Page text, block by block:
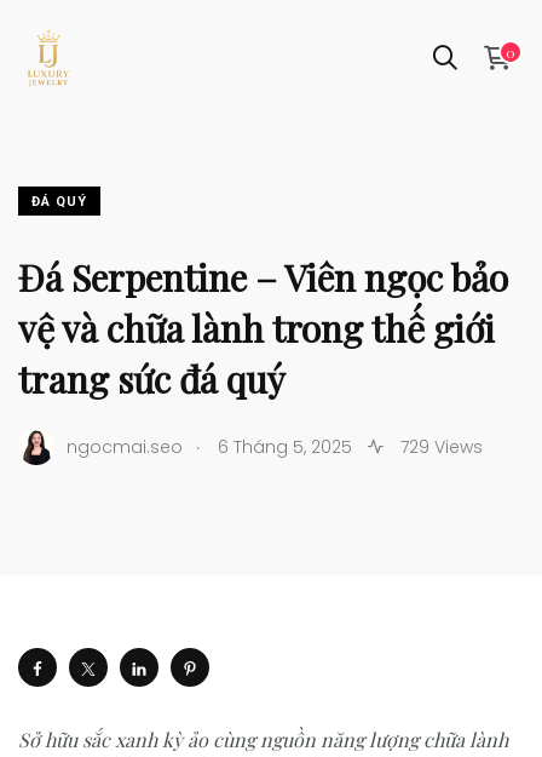
0
ĐÁ QUÝ
Đá Serpentine – Viên ngọc bảo
vệ và chữa lành trong thế giới
trang sức đá quý
ngocmai.seo . 6 Tháng 5, 2025 729 Views
Sở hữu sắc xanh kỳ ảo cùng nguồn năng lượng chữa lành